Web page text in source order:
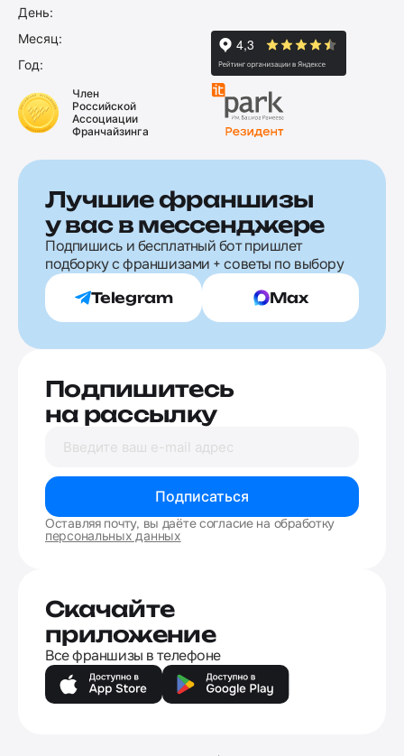
День:
Месяц:
Год:
Член
Российской
Ассоциации
Франчайзинга
Лучшие франшизы
у вас в мессенджере
Подпишись и бесплатный бот пришлет
подборку с франшизами + советы по выбору
Telegram Max
Подпишитесь
на рассылку
Подписаться
Оставляя почту, вы даёте согласие на обработку
персональных данных
Скачайте
приложение
Все франшизы в телефоне